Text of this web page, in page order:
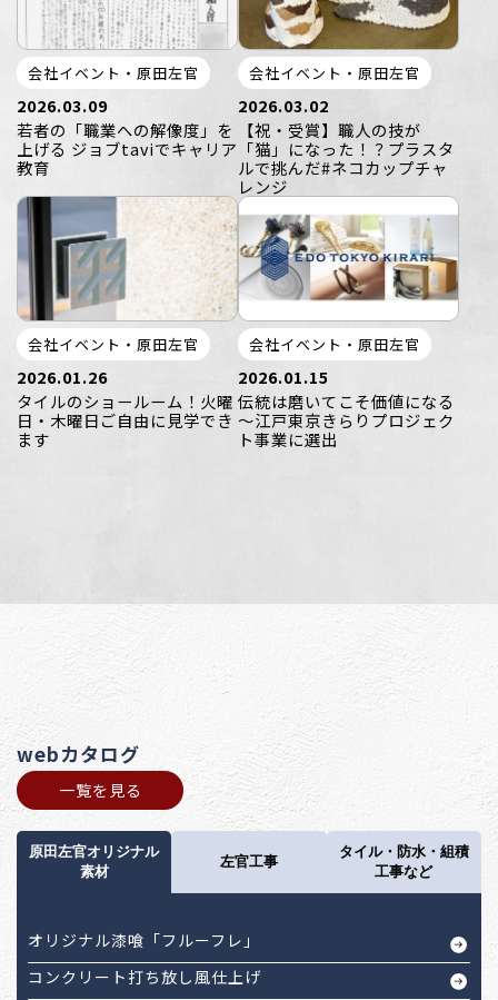
会社イベント・原田左官
2026.03.09
若者の「職業への解像度」を
上げる ジョブtaviでキャリア
教育
会社イベント・原田左官
2026.03.02
【祝・受賞】職人の技が
「猫」になった！？プラスタ
ルで挑んだ#ネコカップチャ
レンジ
会社イベント・原田左官
2026.01.26
タイルのショールーム！火曜
日・木曜日ご自由に見学でき
ます
会社イベント・原田左官
2026.01.15
伝統は磨いてこそ価値になる
～江戸東京きらりプロジェク
ト事業に選出
webカタログ
一覧を見る
原田左官オリジナル
素材
左官工事
タイル・防水・組積
工事など
オリジナル漆喰「フルーフレ」
コンクリート打ち放し風仕上げ